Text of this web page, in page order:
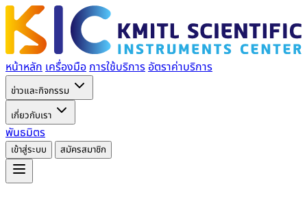
หน้าหลัก เครื่องมือ การใช้บริการ อัตราค่าบริการ
ข่าวและกิจกรรม
เกี่ยวกับเรา
พันธมิตร
เข้าสู่ระบบ สมัครสมาชิก